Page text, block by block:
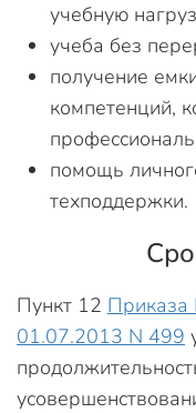
учебную
учеба без
получение
компетенций,
помощь
техподдержки.
Пункт 12 Приказа
01.07.2013 N 499